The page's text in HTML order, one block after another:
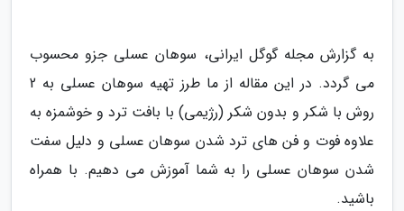
به گزارش مجله گوگل ایرانی، سوهان عسلی جزو محسوب
می گردد. در این مقاله از ما طرز تهیه سوهان عسلی به 2
روش با شکر و بدون شکر (رژیمی) با بافت ترد و خوشمزه به
علاوه فوت و فن های ترد شدن سوهان عسلی و دلیل سفت
شدن سوهان عسلی را به شما آموزش می دهیم. با همراه
باشید.